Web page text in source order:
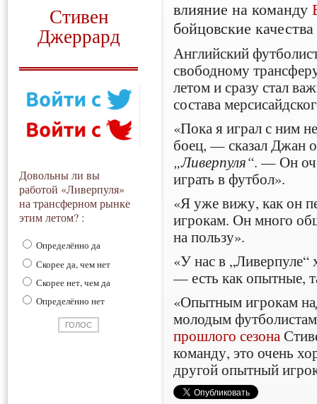
Стивен
Джеррард
Довольны ли вы
работой «Ливерпуля»
на трансферном рынке
этим летом? :
Определённо да
Скорее да, чем нет
Скорее нет, чем да
Определённо нет
влияние на команду
бойцовские
Английский
свободному
летом и сразу стал
состава
«Пока я играл с ним
боец, — сказал Джан
„Ливерпуля“. — Он
играть в футбол».
«Я уже вижу, как он
игрокам. Он много
на пользу».
«У нас в
— есть как опытные,
«Опытным игрокам
молодым
прошлого сезона
команду, это очень
другой опытный